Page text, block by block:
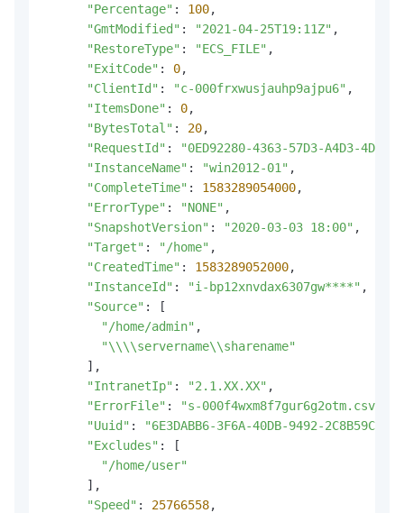
"Percentage" : 100,
"GmtModified" : "2021-04-25T19:11Z" ,
"RestoreType" : "ECS_FILE" ,
"ExitCode" : 0,
"ClientId" : "c-000frxwusjauhp9ajpu6" ,
"ItemsDone" : 0,
"BytesTotal" : 20,
"RequestId" :
"0ED92280-4363-57D3-A4D3-
"InstanceName" : "win2012-01" ,
"CompleteTime" : 1583289054000,
"ErrorType" : "NONE" ,
"SnapshotVersion" : "2020-03-03 18:00" ,
"Target" : "/home" ,
"CreatedTime" : 1583289052000,
"InstanceId" : "i-bp12xnvdax6307gw****" ,
"Source" : [
"/home/admin" ,
"\\\\servername\\sharename"
      ],
"IntranetIp" : "2.1.XX.XX" ,
"ErrorFile" : "s-000f4wxm8f7gur6g2otm.csv"
"Uuid" :
"6E3DABB6-3F6A-40DB-9492-
"Excludes" : [
"/home/user"
      ],
"Speed" : 25766558,